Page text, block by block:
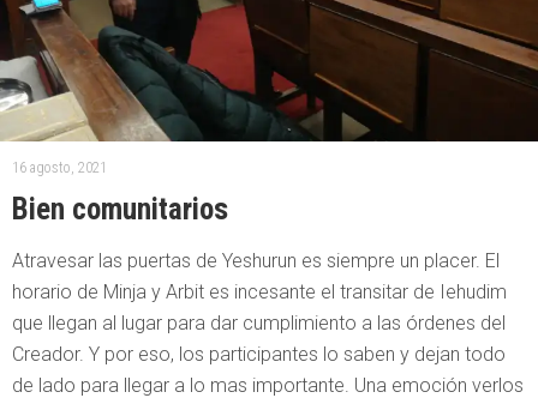
16 agosto, 2021
Bien comunitarios
Atravesar las puertas de Yeshurun es siempre un placer. El
horario de Minja y Arbit es incesante el transitar de Iehudim
que llegan al lugar para dar cumplimiento a las órdenes del
Creador. Y por eso, los participantes lo saben y dejan todo
de lado para llegar a lo mas importante. Una emoción verlos